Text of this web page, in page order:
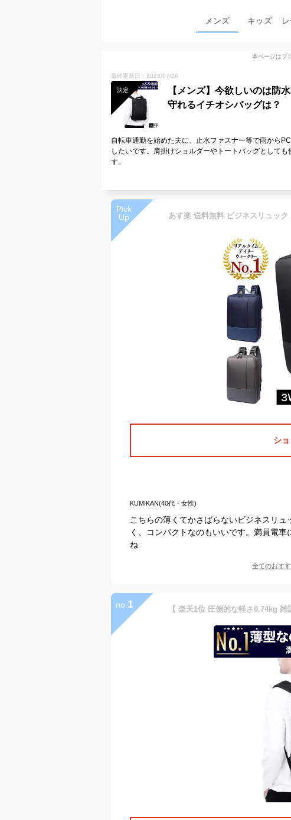
メンズ キッズ
本ページはプ
最終更新日：2026/07/26
決定
【メンズ】今欲しいのは防
守れるイチオシバッグは？
自転車通勤を始めた夫に、止水ファスナー等で雨から
したいです。肩掛けショルダーやトートバッグとして
す。
Pick
Up
シ
KUMIKAN(40代・女性)
こちらの薄くてかさばらないビジネスリ
く、コンパクトなのもいいです。満員電
ね
全てのおす
no. 1